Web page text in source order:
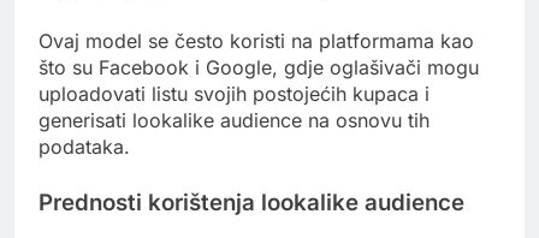
Ovaj model se često koristi na platformama kao
što su Facebook i Google, gdje oglašivači mogu
uploadovati listu svojih postojećih kupaca i
generisati lookalike audience na osnovu tih
podataka.
Prednosti korištenja lookalike audience